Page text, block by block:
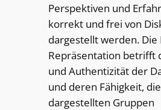
Perspektiven und
korrekt und frei von
dargestellt werden. Die
Repräsentation betrifft
und Authentizität der
und deren Fähigkeit,
dargestellten Gruppen